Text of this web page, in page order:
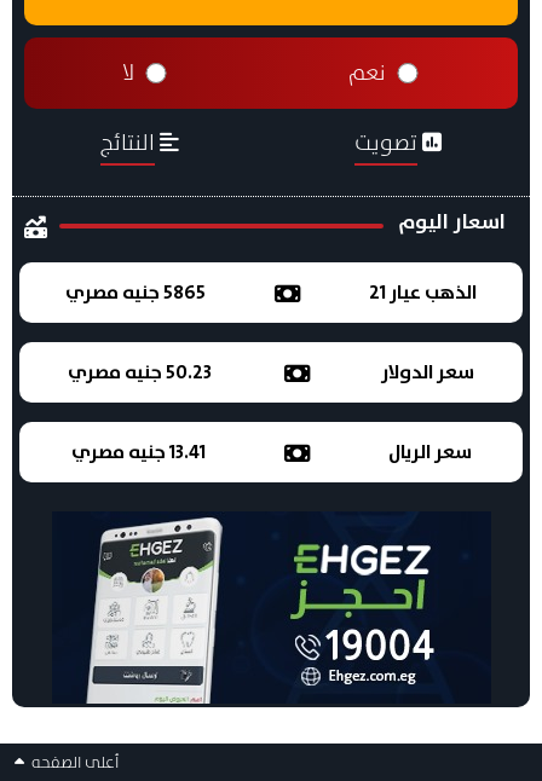
نعم لا
تصويت النتائج
اسعار اليوم
الذهب عيار 21 5865 جنيه مصري
سعر الدولار 50.23 جنيه مصري
سعر الريال 13.41 جنيه مصري
أعلى الصفحه